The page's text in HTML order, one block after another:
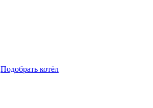
Подобрать котёл